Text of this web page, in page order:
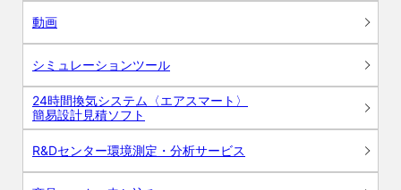
動画
シミュレーションツール
24時間換気システム〈エアスマート〉
簡易設計見積ソフト
R&Dセンター環境測定・分析サービス